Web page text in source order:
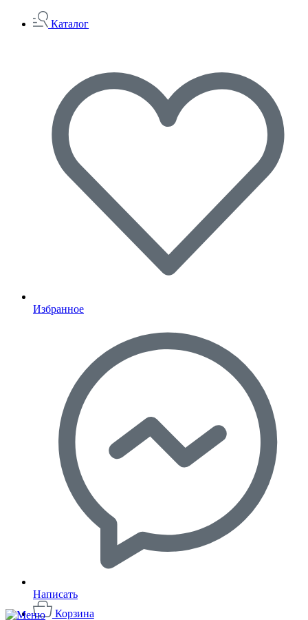
Каталог
Избранное
Написать
Корзина